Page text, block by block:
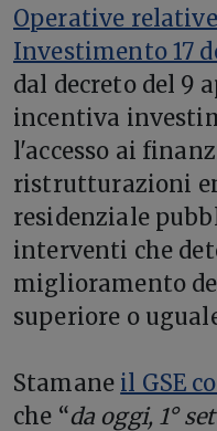
Operative
Investimento 17
dal decreto del 9
incentiva
l'accesso ai
ristrutturazioni
residenziale
interventi che
miglioramento
superiore o
Stamane il GSE
che “da oggi, 1°